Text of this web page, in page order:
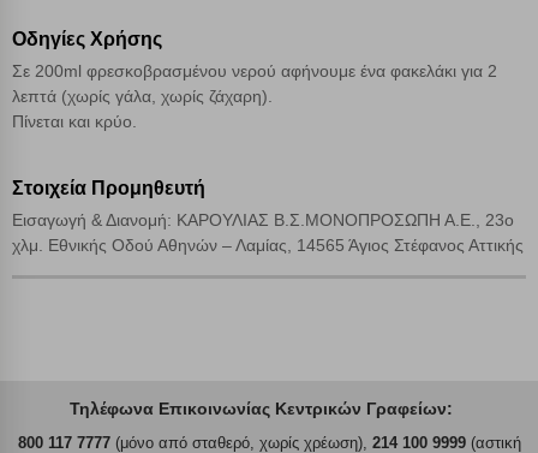
Οδηγίες Χρήσης
Σε 200ml φρεσκοβρασμένου νερού αφήνουμε ένα φακελάκι για 2
λεπτά (χωρίς γάλα, χωρίς ζάχαρη).
Πίνεται και κρύο.
Στοιχεία Προμηθευτή
Εισαγωγή & Διανομή: ΚΑΡΟΥΛΙΑΣ Β.Σ.ΜΟΝΟΠΡΟΣΩΠΗ Α.Ε., 23ο
χλμ. Εθνικής Οδού Αθηνών – Λαμίας, 14565 Άγιος Στέφανος Αττικής
Τηλέφωνα Επικοινωνίας Κεντρικών Γραφείων:
800 117 7777(μόνο από σταθερό, χωρίς χρέωση), 214 100 9999(αστική